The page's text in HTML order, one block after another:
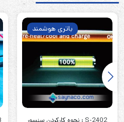
باتری هوشمند